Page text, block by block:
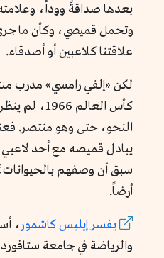
بعدها صداقةً ووداً،
وتحمل قميصي، وكأن ما جرى
علاقتنا كلاعبين أو أصدقاء.
لكن «إلفي رامسي» مدرب
كأس العالم
النحو، حتى وهو منتصر.
يبادل قميصه مع أحد لاعبي
سبق أن وصفهم
أرضاً.
يفسرإيليسكاشمور،
والرياضة في جامعة